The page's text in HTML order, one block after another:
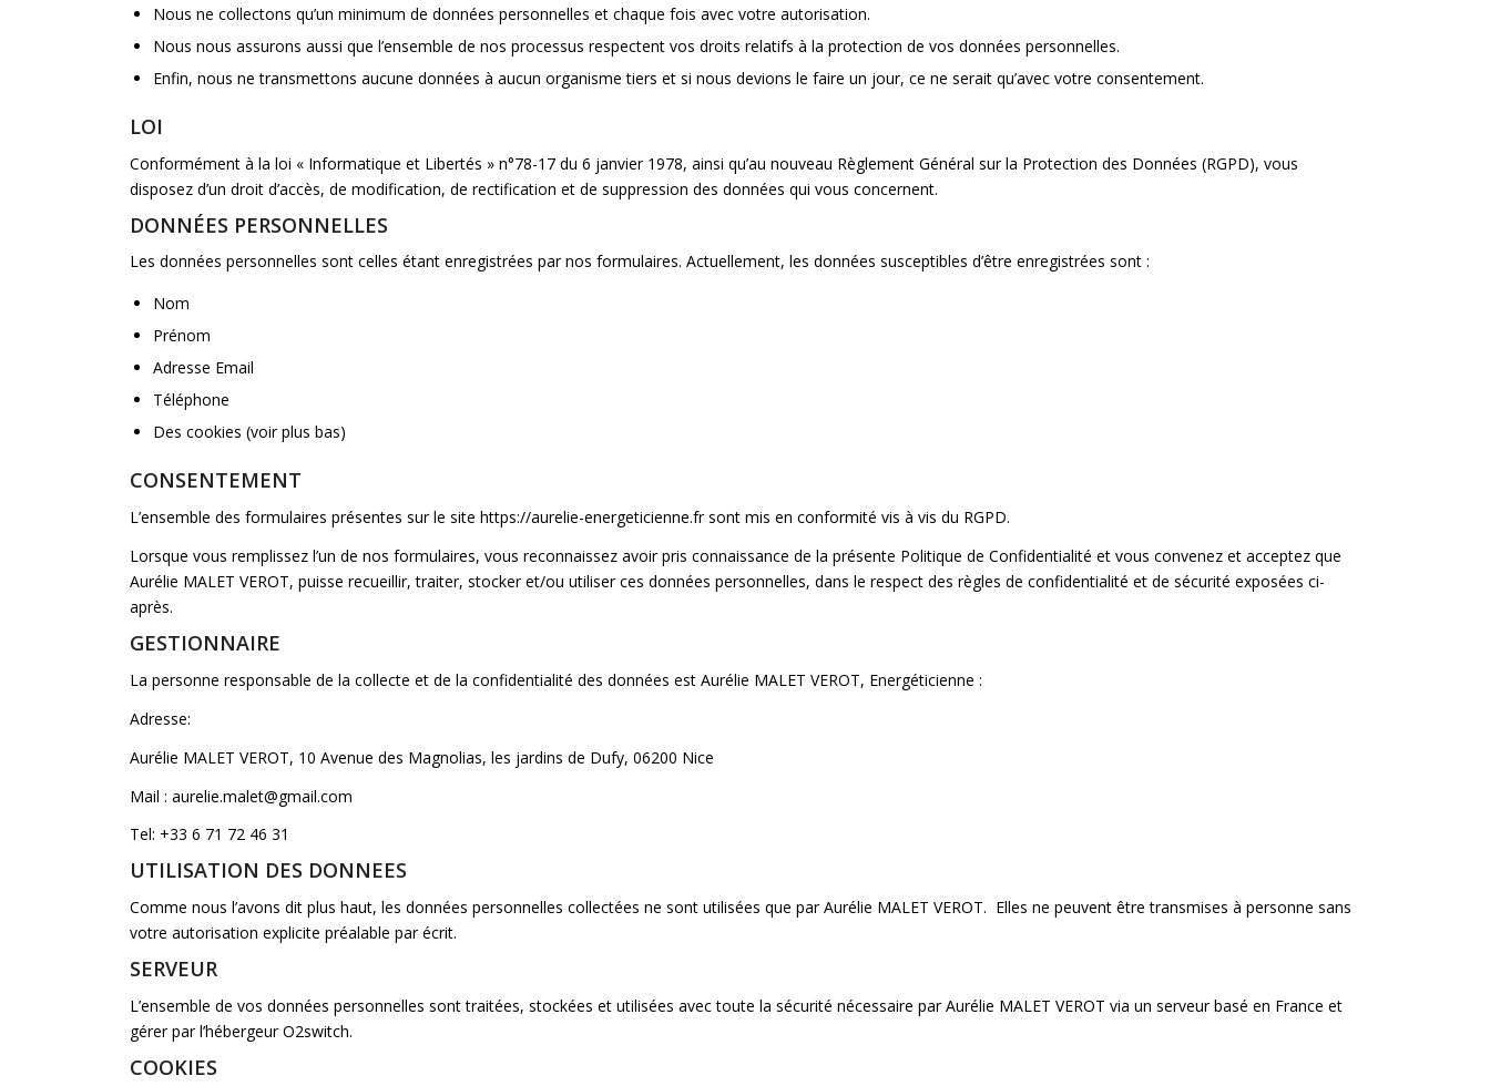
Nous ne collectons qu’un minimum de données personnelles et chaque fois avec votre autorisation.
Nous nous assurons aussi que l’ensemble de nos processus respectent vos droits relatifs à la protection de vos données personnelles.
Enfin, nous ne transmettons aucune données à aucun organisme tiers et si nous devions le faire un jour, ce ne serait qu’avec votre consentement.
LOI
Conformément à la loi « Informatique et Libertés » n°78-17 du 6 janvier 1978, ainsi qu’au nouveau Règlement Général sur la Protection des Données (RGPD), vous
disposez d’un droit d’accès, de modification, de rectification et de suppression des données qui vous concernent.
DONNÉES PERSONNELLES
Les données personnelles sont celles étant enregistrées par nos formulaires. Actuellement, les données susceptibles d’être enregistrées sont :
Nom
Prénom
Adresse Email
Téléphone
Des cookies (voir plus bas)
CONSENTEMENT
L’ensemble des formulaires présentes sur le site https://aurelie-energeticienne.fr sont mis en conformité vis à vis du RGPD.
Lorsque vous remplissez l’un de nos formulaires, vous reconnaissez avoir pris connaissance de la présente Politique de Confidentialité et vous convenez et acceptez que
Aurélie MALET VEROT, puisse recueillir, traiter, stocker et/ou utiliser ces données personnelles, dans le respect des règles de confidentialité et de sécurité exposées ci-
après.
GESTIONNAIRE
La personne responsable de la collecte et de la confidentialité des données est Aurélie MALET VEROT, Energéticienne :
Adresse:
Aurélie MALET VEROT, 10 Avenue des Magnolias, les jardins de Dufy, 06200 Nice
Mail : aurelie.malet@gmail.com
Tel: +33 6 71 72 46 31
UTILISATION DES DONNEES
Comme nous l’avons dit plus haut, les données personnelles collectées ne sont utilisées que par Aurélie MALET VEROT. Elles ne peuvent être transmises à personne sans
votre autorisation explicite préalable par écrit.
SERVEUR
L’ensemble de vos données personnelles sont traitées, stockées et utilisées avec toute la sécurité nécessaire par Aurélie MALET VEROT via un serveur basé en France et
gérer par l’hébergeur O2switch.
COOKIES